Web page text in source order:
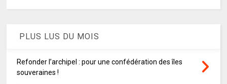
PLUS LUS DU MOIS
Refonder l’archipel : pour une confédération des îles
souveraines !